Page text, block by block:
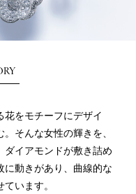
花をモチーフにデザイ
そんな女性の輝きを、
ダイアモンドが敷き詰め
に動きがあり、曲線的な
います。